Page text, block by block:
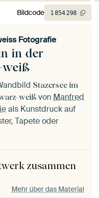
in der
weiß
Fotografie
Stazersee im
weiß von Manfred
als Kunstdruck auf
Tapete oder
zusammen
Mehr über das Material
Bildcode 1 854 298